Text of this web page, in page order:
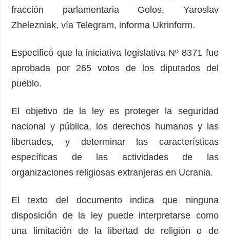
fracción parlamentaria Golos, Yaroslav
Zhelezniak, vía Telegram, informa Ukrinform.
Especificó que la iniciativa legislativa Nº 8371 fue
aprobada por 265 votos de los diputados del
pueblo.
El objetivo de la ley es proteger la seguridad
nacional y pública, los derechos humanos y las
libertades, y determinar las características
específicas de las actividades de las
organizaciones religiosas extranjeras en Ucrania.
El texto del documento indica que ninguna
disposición de la ley puede interpretarse como
una limitación de la libertad de religión o de